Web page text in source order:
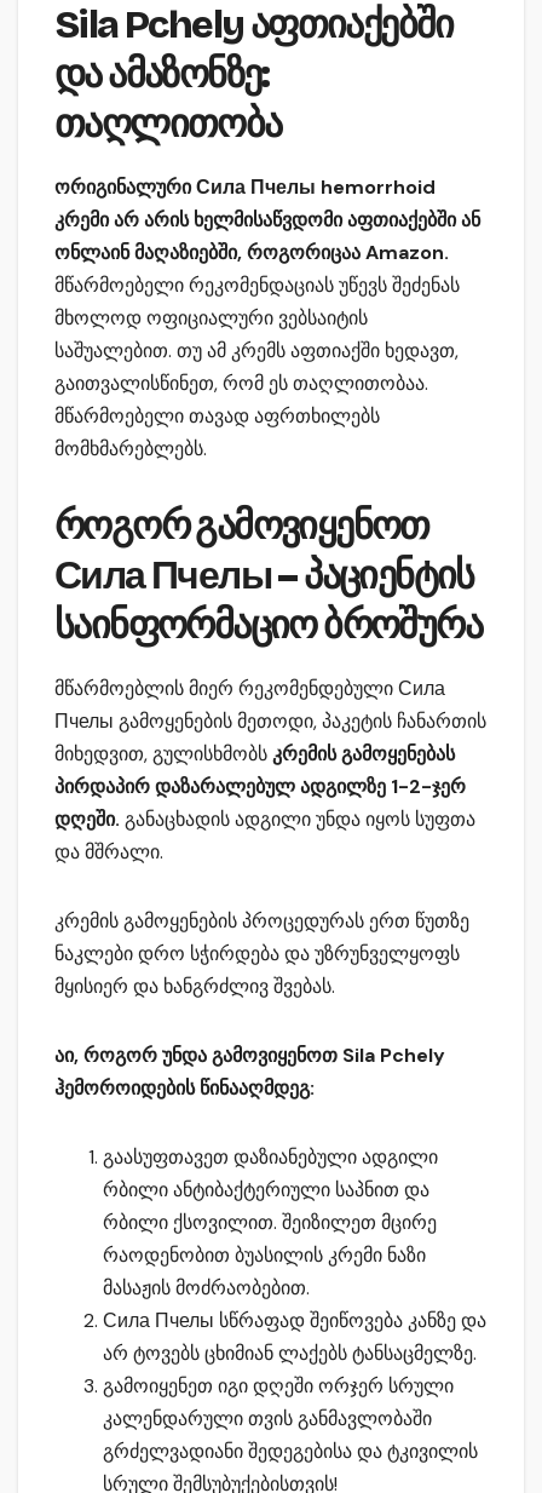
Sila Pchely აფთიაქებში
და ამაზონზე:
თაღლითობა
ორიგინალური Сила Пчелы hemorrhoid
კრემი არ არის ხელმისაწვდომი აფთიაქებში ან
ონლაინ მაღაზიებში, როგორიცაა Amazon.
მწარმოებელი რეკომენდაციას უწევს შეძენას
მხოლოდ ოფიციალური ვებსაიტის
საშუალებით. თუ ამ კრემს აფთიაქში ხედავთ,
გაითვალისწინეთ, რომ ეს თაღლითობაა.
მწარმოებელი თავად აფრთხილებს
მომხმარებლებს.
როგორ გამოვიყენოთ
Сила Пчелы – პაციენტის
საინფორმაციო ბროშურა
მწარმოებლის მიერ რეკომენდებული Сила
Пчелы გამოყენების მეთოდი, პაკეტის ჩანართის
მიხედვით, გულისხმობსკრემის გამოყენებას
პირდაპირ დაზარალებულ ადგილზე 1-2-ჯერ
დღეში. განაცხადის ადგილი უნდა იყოს სუფთა
და მშრალი.
კრემის გამოყენების პროცედურას ერთ წუთზე
ნაკლები დრო სჭირდება და უზრუნველყოფს
მყისიერ და ხანგრძლივ შვებას.
აი, როგორ უნდა გამოვიყენოთ Sila Pchely
ჰემოროიდების წინააღმდეგ:
გაასუფთავეთ დაზიანებული ადგილი
რბილი ანტიბაქტერიული საპნით და
რბილი ქსოვილით. შეიზილეთ მცირე
რაოდენობით ბუასილის კრემი ნაზი
მასაჟის მოძრაობებით.
Сила Пчелы სწრაფად შეიწოვება კანზე და
არ ტოვებს ცხიმიან ლაქებს ტანსაცმელზე.
გამოიყენეთ იგი დღეში ორჯერ სრული
კალენდარული თვის განმავლობაში
გრძელვადიანი შედეგებისა და ტკივილის
სრული შემსუბუქებისთვის!